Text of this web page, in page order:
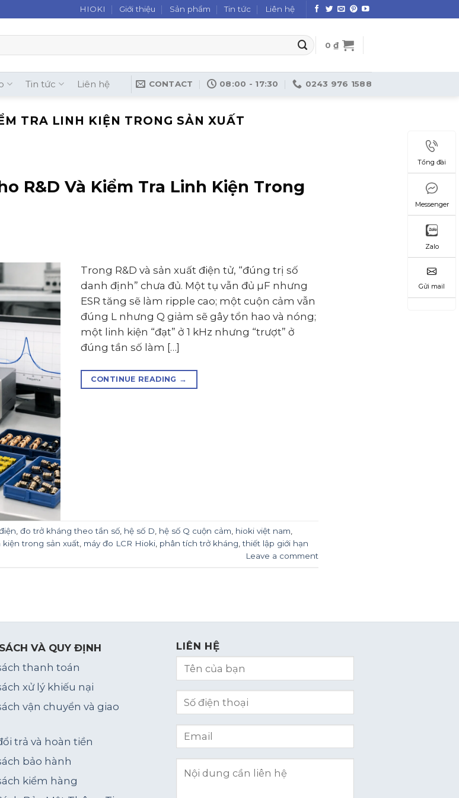
HIOKI Giới thiệu Sản phẩm Tin tức Liên hệ
0₫
Tin tức Liên hệ CONTACT 08:00 - 17:30 0243 976 1588
TRA LINH KIỆN TRONG SẢN XUẤT
R&D Và Kiểm Tra Linh Kiện Trong
Trong R&D và sản xuất điện tử, “đúng trị số
danh định” chưa đủ. Một tụ vẫn đủ µF nhưng
ESR tăng sẽ làm ripple cao; một cuộn cảm vẫn
đúng L nhưng Q giảm sẽ gây tổn hao và nóng;
một linh kiện “đạt” ở 1 kHz nhưng “trượt” ở
đúng tần số làm […]
CONTINUE READING →
, đo trở kháng theo tần số, hệ số D, hệ số Q cuộn cảm, hioki việt nam,
kiện trong sản xuất, máy đo LCR Hioki, phân tích trở kháng,thiết lập giới hạn
Leave a comment
VÀ QUY ĐỊNH
thanh toán
xử lý khiếu nại
vận chuyển và giao
trả và hoàn tiền
bảo hành
kiểm hàng
LIÊN HỆ
Tổng đài
Messenger
Zalo
Gửi mail